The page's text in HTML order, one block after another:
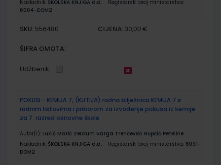
Nakladnik: ŠKOLSKA KNJIGA d.d.
Registarski broj ministarstva:
6004-DOM2
SKU: 556480 CIJENA: 30,00 €
ŠIFRA OMOTA:
Udžbenik
POKUSI - KEMIJA 7; (KUTIJA) radna bilježnica KEMIJA 7 s
radnim listovima i priborom za izvođenje pokusa iz kemije
za 7. razred osnovne škole
Autor(i): Lukić Marić Zerdum Varga Trenčevski Rupčić Peteline
Nakladnik: ŠKOLSKA KNJIGA d.d. Registarski broj ministarstva: 6091-
DOM2